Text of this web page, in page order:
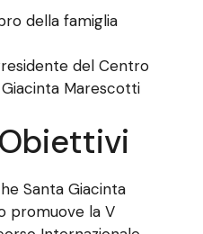
della famiglia
del Centro
Marescotti
Santa Giacinta
promuove la V